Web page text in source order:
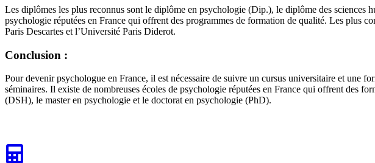
Les diplômes les plus reconnus sont le diplôme en psychologie (Dip.), le diplôme des
psychologie réputées en France qui offrent des programmes de formation de qualité. Les plus
Paris Descartes et l’Université Paris Diderot.
Conclusion :
Pour devenir psychologue en France, il est nécessaire de suivre un cursus universitaire et une
séminaires. Il existe de nombreuses écoles de psychologie réputées en France qui offrent des
(DSH), le master en psychologie et le doctorat en psychologie (PhD).